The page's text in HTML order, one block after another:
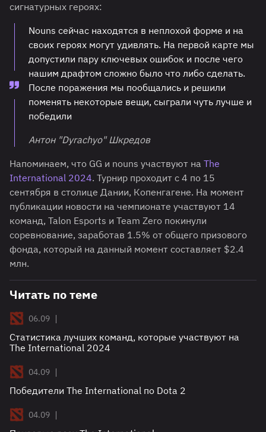
сигнатурных героях:
Nouns сейчас находятся в неплохой форме и на
своих героях могут удивлять. На первой карте мы
допустили пару ключевых ошибок и после чего
нашим драфтом сложно было что либо сделать.
После поражения мы пообщались и решили
поменять некоторые вещи, сыграли чуть лучше и
победили
Антон "Dyrachyo" Шкредов
Напоминаем, что GG и nouns участвуют на The
International 2024. Турнир проходит с 4 по 15
сентября в столице Дании, Копенгагене. На момент
публикации новости на чемпионате участвуют 14
команд, Talon Esports и Team Zero покинули
соревнование, заработав 1.5% от общего призового
фонда, который на данный момент составляет $2.4
млн.
Читать по теме
06.09 |
Статистика лучших команд, которые участвуют на
The International 2024
04.09 |
Победители The International по Dota 2
04.09 |